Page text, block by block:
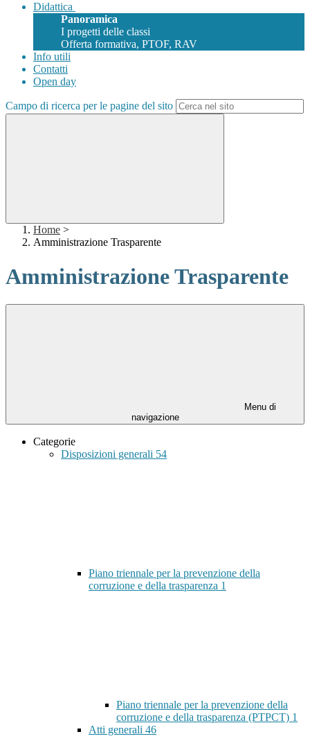
Didattica
Panoramica
I progetti delle classi
Offerta formativa, PTOF, RAV
Info utili
Contatti
Open day
Campo di ricerca per le pagine del sito
Home >
Amministrazione Trasparente
Amministrazione Trasparente
Menu di
navigazione
Categorie
Disposizioni generali 54
Piano triennale per la prevenzione della
corruzione e della trasparenza 1
Piano triennale per la prevenzione della
corruzione e della trasparenza (PTPCT) 1
Atti generali 46